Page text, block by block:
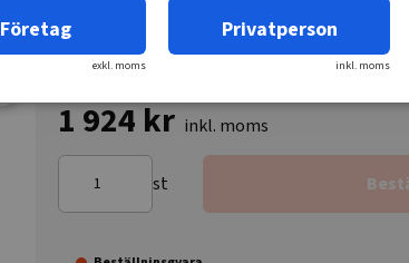
1 924 kr inkl. moms
st
Företag
exkl. moms
Privatperson
inkl. moms